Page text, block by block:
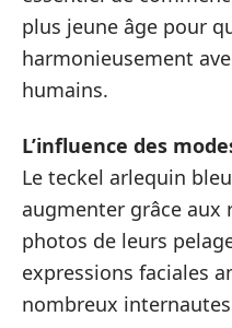
plus jeune âge pour
harmonieusement
humains.
L’influence des
Le teckel arlequin
augmenter grâce aux
photos de leurs
expressions faciales
nombreux